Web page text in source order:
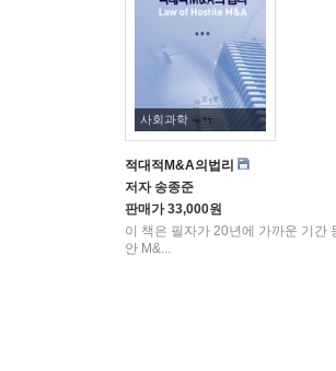
사회과학
적대적M&A의법리
저자송종준
판매가33,000원
이 책은 필자가 20년에 가까운 기간
안 M&...